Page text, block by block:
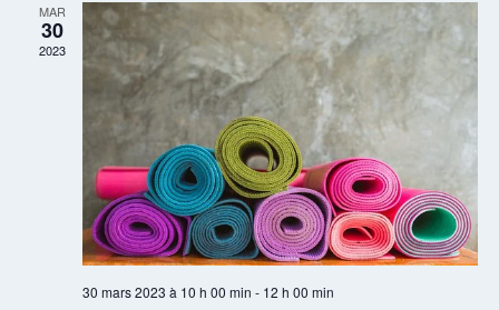
MAR
30
2023
30 mars 2023 à 10 h 00 min - 12 h 00 min